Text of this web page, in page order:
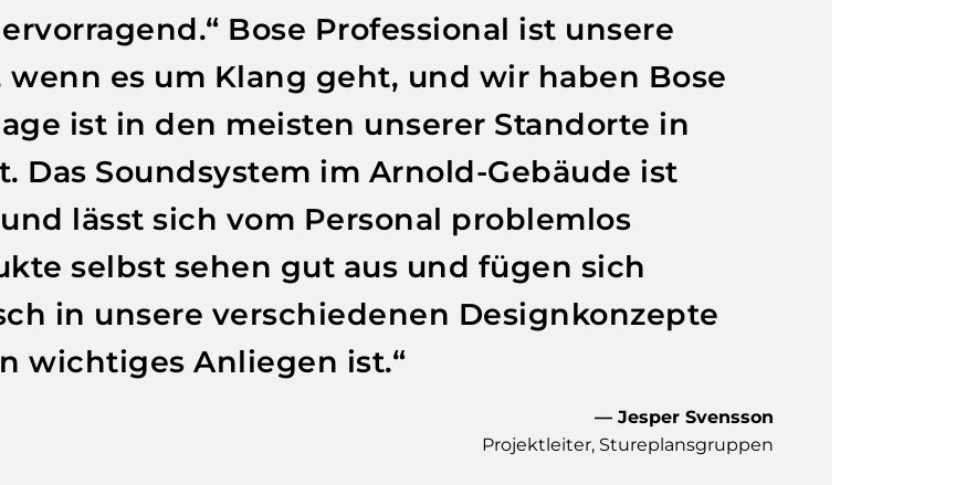
Bose Professional ist unsere
es um Klang geht, und wir haben Bose
ist in den meisten unserer Standorte in
Das Soundsystem im Arnold-Gebäude ist
lässt sich vom Personal problemlos
selbst sehen gut aus und fügen sich
in unsere verschiedenen Designkonzepte
wichtiges Anliegen ist.“
— Jesper Svensson
Projektleiter, Stureplansgruppen